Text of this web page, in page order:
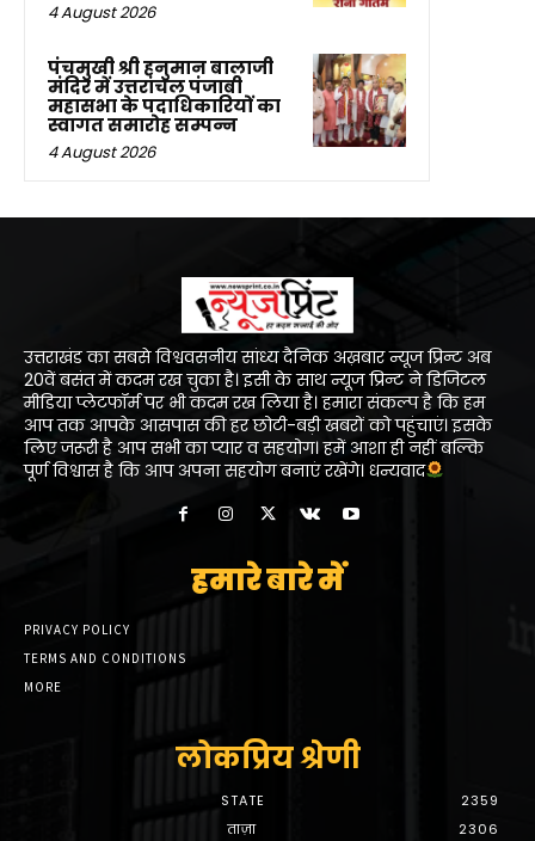
4 August 2026
पंचमुखी श्री हनुमान बालाजी
मंदिर में उत्तरांचल पंजाबी
महासभा के पदाधिकारियों का
स्वागत समारोह सम्पन्न
4 August 2026
उत्तराखंड का सबसे विश्ववसनीय सांध्य दैनिक अख़बार न्यूज प्रिन्ट अब
20वें बसंत में कदम रख चुका है। इसी के साथ न्यूज प्रिन्ट ने डिजिटल
मीडिया प्लेटफॉर्म पर भी कदम रख लिया है। हमारा संकल्प है कि हम
आप तक आपके आसपास की हर छोटी-बड़ी खबरों को पहुंचाएं। इसके
लिए जरूरी है आप सभी का प्यार व सहयोग। हमें आशा ही नहीं बल्कि
पूर्ण विश्वास है कि आप अपना सहयोग बनाएं रखेंगे। धन्यवाद
हमारे बारे में
PRIVACY POLICY
TERMS AND CONDITIONS
MORE
लोकप्रिय श्रेणी
STATE
2359
ताज़ा
2306